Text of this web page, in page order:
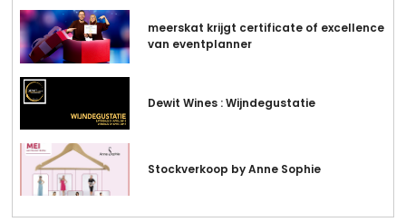
meerskat krijgt certificate of excellence
van eventplanner
Dewit Wines : Wijndegustatie
Stockverkoop by Anne Sophie